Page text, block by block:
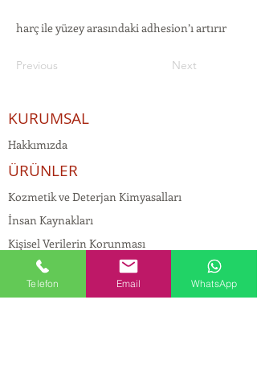
harç ile yüzey arasındaki adhesion’ı artırır
Previous Next
KURUMSAL
Hakkımızda
ÜRÜNLER
Kozmetik ve Deterjan Kimyasalları
İnsan Kaynakları
Kişisel Verilerin Korunması
Kalite Politikamız
Tekstil Kimyasalları
Telefon Email WhatsApp